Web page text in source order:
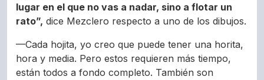
lugar en el que no vas a nadar, sino a flotar un
rato”, dice Mezclero respecto a uno de los dibujos.
—Cada hojita, yo creo que puede tener una horita,
hora y media. Pero estos requieren más tiempo,
están todos a fondo completo. También son